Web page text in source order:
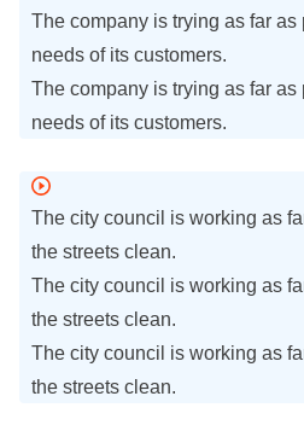
The company is trying as far
needs of its customers.
The company is trying as far
needs of its customers.
The city council is working as
the streets clean.
The city council is working as
the streets clean.
The city council is working as
the streets clean.